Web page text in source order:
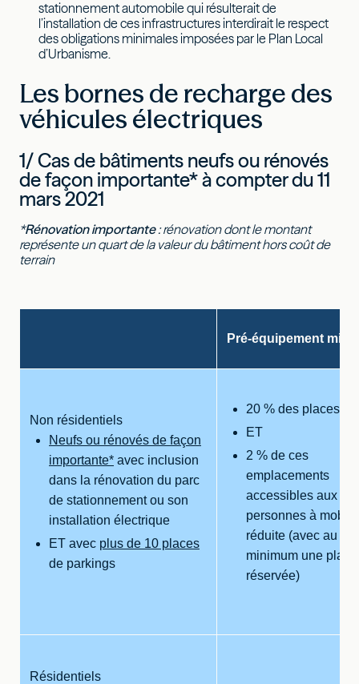
stationnement automobile qui résulterait de
l’installation de ces infrastructures interdirait le respect
des obligations minimales imposées par le Plan Local
d’Urbanisme.
Les bornes de recharge des
véhicules électriques
1/ Cas de bâtiments neufs ou rénovés
de façon importante* à compter du 11
mars 2021
*Rénovation importante: rénovation dont le montant
représente un quart de la valeur du bâtiment hors coût de
terrain
Pré-équipement
Non résidentiels
Neufs ou rénovés de façon
importante* avec inclusion
dans la rénovation du parc
de stationnement ou son
installation électrique
ET avec plus de 10 places
de parkings
20 % des places
ET
2 % de ces
emplacements
accessibles aux
personnes à
réduite (avec au
minimum une place
réservée)
Résidentiels